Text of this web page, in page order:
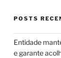
POSTS
Entidade
e garante